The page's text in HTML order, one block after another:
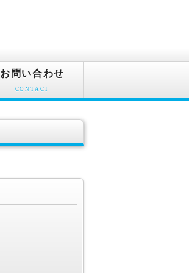
お問い合わせ
CONTACT